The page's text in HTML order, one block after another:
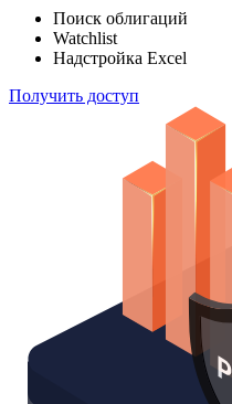
Поиск облигаций
Watchlist
Надстройка Excel
Получить доступ